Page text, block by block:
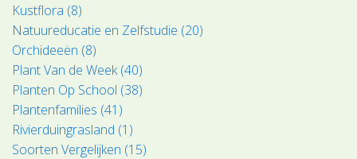
Kustflora (8)
Natuureducatie en Zelfstudie (20)
Orchideeën (8)
Plant Van de Week (40)
Planten Op School (38)
Plantenfamilies (41)
Rivierduingrasland (1)
Soorten Vergelijken (15)